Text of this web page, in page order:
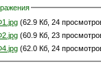
(62.9 Кб, 24
(60.9 Кб, 23
(62.0 Кб, 24